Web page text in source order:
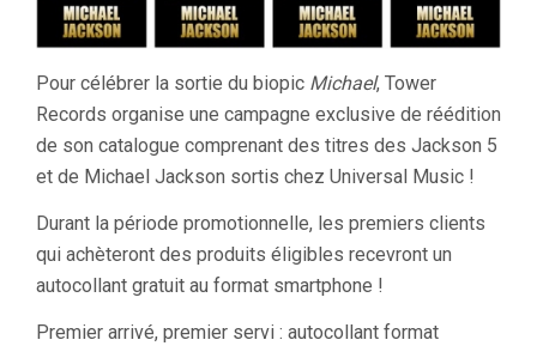
Pour célébrer la sortie du biopic Michael, Tower
Records organise une campagne exclusive de réédition
de son catalogue comprenant des titres des Jackson 5
et de Michael Jackson sortis chez Universal Music !
Durant la période promotionnelle, les premiers clients
qui achèteront des produits éligibles recevront un
autocollant gratuit au format smartphone !
Premier arrivé, premier servi : autocollant format